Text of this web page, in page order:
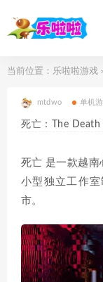
当前位置： 乐啦啦游戏 >
mtdwo 单机
死亡：The Death
死亡 是一款越南
小型独立工作
市。